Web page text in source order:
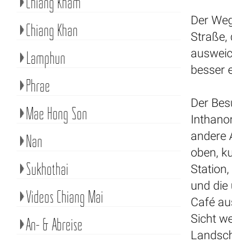
Der
Straße,
besser
Der
andere
oben,
und
Café
Sicht
Chiang Khan
Lamphun
Phrae
Mae Hong Son
Nan
Sukhothai
Videos Chiang Mai
An- & Abreise